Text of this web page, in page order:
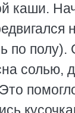
каши.
по
солью,